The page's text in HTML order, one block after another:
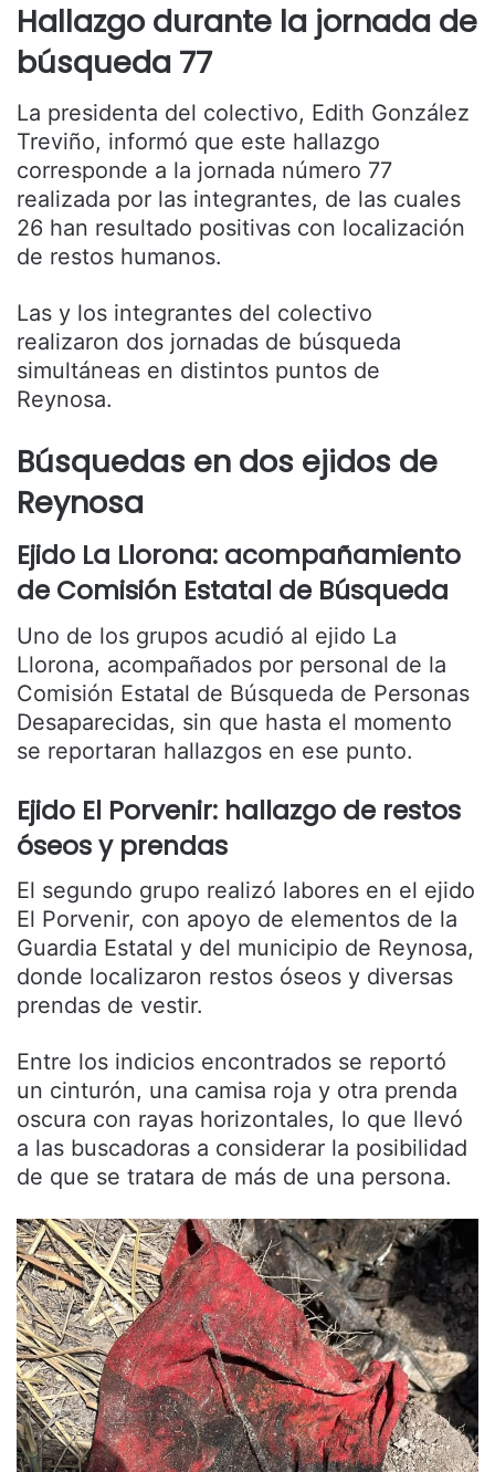
Hallazgo durante la jornada de
búsqueda 77
La presidenta del colectivo, Edith González
Treviño, informó que este hallazgo
corresponde a la jornada número 77
realizada por las integrantes, de las cuales
26 han resultado positivas con localización
de restos humanos.
Las y los integrantes del colectivo
realizaron dos jornadas de búsqueda
simultáneas en distintos puntos de
Reynosa.
Búsquedas en dos ejidos de
Reynosa
Ejido La Llorona: acompañamiento
de Comisión Estatal de Búsqueda
Uno de los grupos acudió al ejido La
Llorona, acompañados por personal de la
Comisión Estatal de Búsqueda de Personas
Desaparecidas, sin que hasta el momento
se reportaran hallazgos en ese punto.
Ejido El Porvenir: hallazgo de restos
óseos y prendas
El segundo grupo realizó labores en el ejido
El Porvenir, con apoyo de elementos de la
Guardia Estatal y del municipio de Reynosa,
donde localizaron restos óseos y diversas
prendas de vestir.
Entre los indicios encontrados se reportó
un cinturón, una camisa roja y otra prenda
oscura con rayas horizontales, lo que llevó
a las buscadoras a considerar la posibilidad
de que se tratara de más de una persona.